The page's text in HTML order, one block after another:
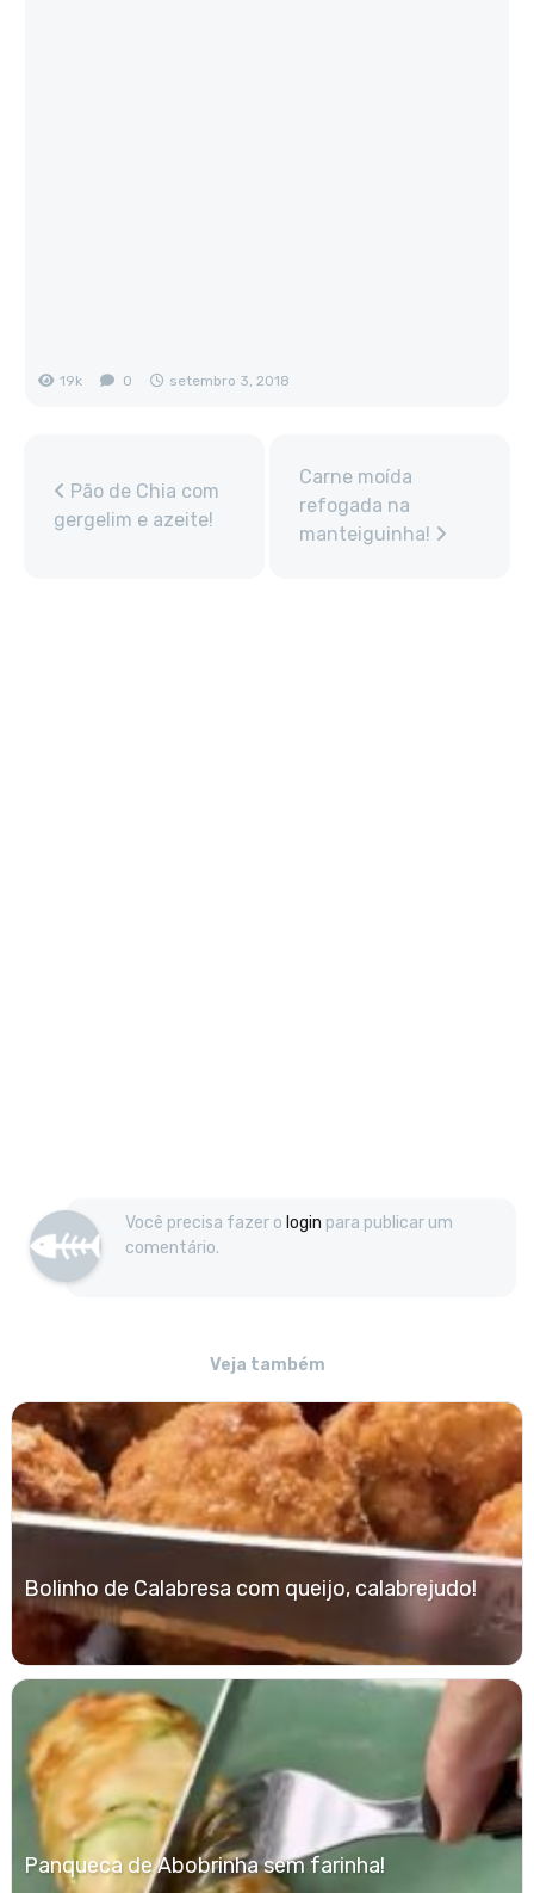
19k 0 setembro 3, 2018
Pão de Chia com
gergelim e azeite!
Carne moída
refogada na
manteiguinha!
Você precisa fazer o login para publicar um
comentário.
Veja também
Bolinho de Calabresa com queijo, calabrejudo!
Panqueca de Abobrinha sem farinha!